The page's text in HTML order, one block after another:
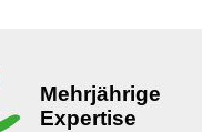
Mehrjährige
Expertise